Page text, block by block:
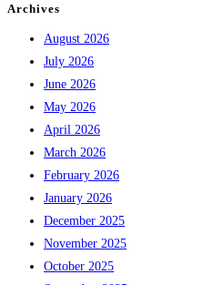
Archives
August 2026
July 2026
June 2026
May 2026
April 2026
March 2026
February 2026
January 2026
December 2025
November 2025
October 2025